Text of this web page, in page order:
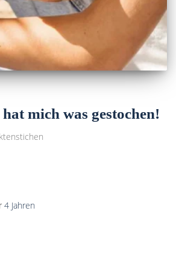
mich was gestochen!
4 Jahren